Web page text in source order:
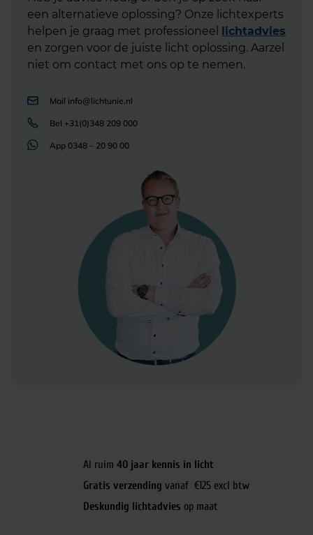
een alternatieve oplossing? Onze lichtexperts
helpen je graag met professioneel lichtadvies
en zorgen voor de juiste licht oplossing. Aarzel
niet om contact met ons op te nemen.
Mail info@lichtunie.nl
Bel +31(0)348 209 000
App 0348 – 20 90 00
Al ruim 40 jaar kennis in licht
Gratis verzending vanaf €125 excl btw
Deskundig lichtadvies op maat